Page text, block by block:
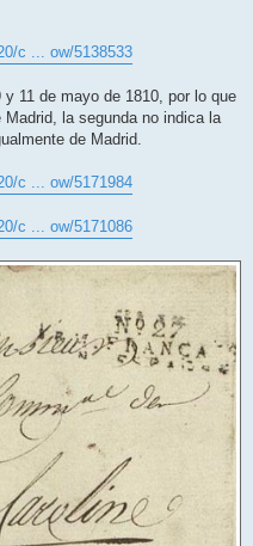
c ... ow/5138533
11 de mayo de 1810, por lo que
la segunda no indica la
de Madrid.
c ... ow/5171984
c ... ow/5171086